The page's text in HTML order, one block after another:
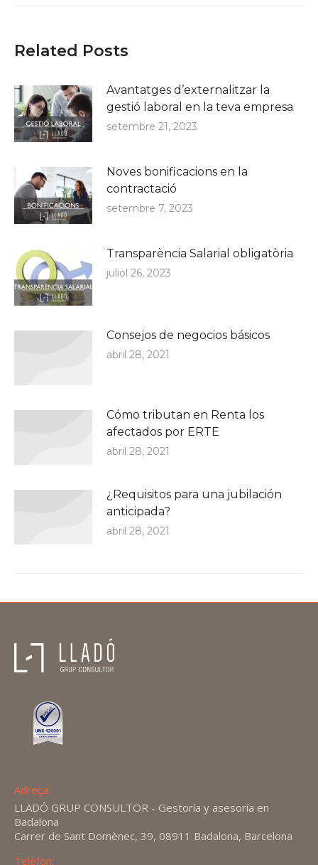
Related Posts
Avantatges d’externalitzar la
gestió laboral en la teva empresa
setembre 21, 2023
Noves bonificacions en la
contractació
setembre 7, 2023
Transparència Salarial obligatòria
juliol 26, 2023
Consejos de negocios básicos
abril 28, 2021
Cómo tributan en Renta los
afectados por ERTE
abril 28, 2021
¿Requisitos para una jubilación
anticipada?
abril 28, 2021
Adreça:
LLADÓ GRUP CONSULTOR - Gestoría y asesoría en
Badalona
Carrer de Sant Domènec, 39, 08911 Badalona, Barcelona
Telèfon: